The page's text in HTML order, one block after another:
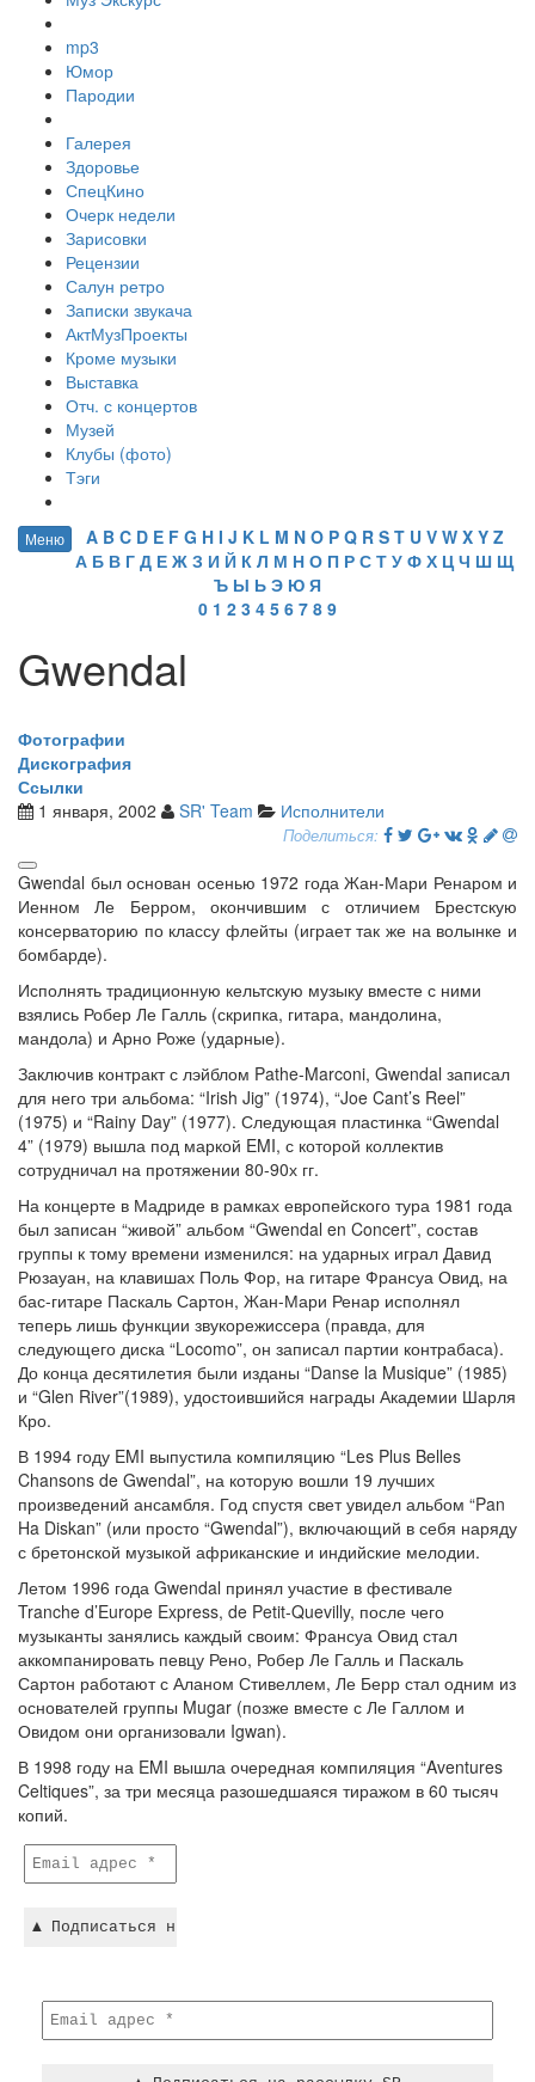
mp3
Юмор
Пародии
Галерея
Здоровье
СпецКино
Очерк недели
Зарисовки
Рецензии
Салун ретро
Записки звукача
АктМузПроекты
Кроме музыки
Выставка
Отч. с концертов
Музей
Клубы (фото)
Тэги
Меню A B C D E F G H I J K L M N O P Q R S T U V W X Y Z
А Б В Г Д Е Ж З И Й К Л М Н О П Р С Т У Ф Х Ц Ч Ш Щ
Ъ Ы Ь Э Ю Я
0 1 2 3 4 5 6 7 8 9
Gwendal
Фотографии
Дискография
Ссылки
1 января, 2002
SR' Team Исполнители
Поделиться:
Gwendal был основан осенью 1972 года Жан-Мари Ренаром и
Иенном Ле Берром, окончившим с отличием Брестскую
консерваторию по классу флейты (играет так же на волынке и
бомбарде).
Исполнять традиционную кельтскую музыку вместе с ними
взялись Робер Ле Галль (скрипка, гитара, мандолина,
мандола) и Арно Роже (ударные).
Заключив контракт с лэйблом Pathe-Marconi, Gwendal записал
для него три альбома: “Irish Jig” (1974), “Joe Cant’s Reel”
(1975) и “Rainy Day” (1977). Следующая пластинка “Gwendal
4” (1979) вышла под маркой EMI, с которой коллектив
сотрудничал на протяжении 80-90х гг.
На концерте в Мадриде в рамках европейского тура 1981 года
был записан “живой” альбом “Gwendal en Concert”, состав
группы к тому времени изменился: на ударных играл Давид
Рюзауан, на клавишах Поль Фор, на гитаре Франсуа Овид, на
бас-гитаре Паскаль Сартон, Жан-Мари Ренар исполнял
теперь лишь функции звукорежиссера (правда, для
следующего диска “Locomo”, он записал партии контрабаса).
До конца десятилетия были изданы “Danse la Musique” (1985)
и “Glen River”(1989), удостоившийся награды Академии Шарля
Кро.
В 1994 году EMI выпустила компиляцию “Les Plus Belles
Chansons de Gwendal”, на которую вошли 19 лучших
произведений ансамбля. Год спустя свет увидел альбом “Pan
Ha Diskan” (или просто “Gwendal”), включающий в себя наряду
с бретонской музыкой африканские и индийские мелодии.
Летом 1996 года Gwendal принял участие в фестивале
Tranche d’Europe Express, de Petit-Quevilly, после чего
музыканты занялись каждый своим: Франсуа Овид стал
аккомпанировать певцу Рено, Робер Ле Галль и Паскаль
Сартон работают с Аланом Стивеллем, Ле Берр стал одним из
основателей группы Mugar (позже вместе с Ле Галлом и
Овидом они организовали Igwan).
В 1998 году на EMI вышла очередная компиляция “Aventures
Celtiques”, за три месяца разошедшаяся тиражом в 60 тысяч
копий.